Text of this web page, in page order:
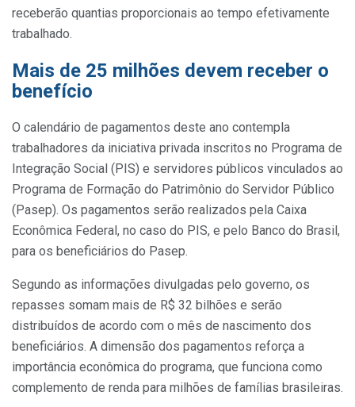
receberão quantias proporcionais ao tempo efetivamente
trabalhado.
Mais de 25 milhões devem receber o
benefício
O calendário de pagamentos deste ano contempla
trabalhadores da iniciativa privada inscritos no Programa de
Integração Social (PIS) e servidores públicos vinculados ao
Programa de Formação do Patrimônio do Servidor Público
(Pasep). Os pagamentos serão realizados pela Caixa
Econômica Federal, no caso do PIS, e pelo Banco do Brasil,
para os beneficiários do Pasep.
Segundo as informações divulgadas pelo governo, os
repasses somam mais de R$ 32 bilhões e serão
distribuídos de acordo com o mês de nascimento dos
beneficiários. A dimensão dos pagamentos reforça a
importância econômica do programa, que funciona como
complemento de renda para milhões de famílias brasileiras.